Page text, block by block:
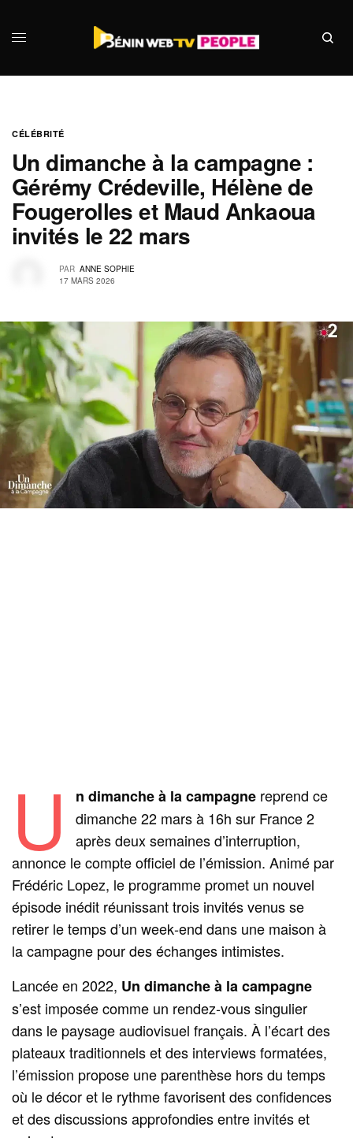
CÉLÉBRITÉ
Un dimanche à la campagne :
Gérémy Crédeville, Hélène de
Fougerolles et Maud Ankaoua
invités le 22 mars
PAR ANNE SOPHIE
17 MARS 2026
U n dimanche à la campagnereprend ce
dimanche 22 mars à 16h sur France 2
après deux semaines d’interruption,
annonce le compte officiel de l’émission. Animé par
Frédéric Lopez, le programme promet un nouvel
épisode inédit réunissant trois invités venus se
retirer le temps d’un week‑end dans une maison à
la campagne pour des échanges intimistes.
Lancée en 2022, Un dimanche à la campagne
s’est imposée comme un rendez‑vous singulier
dans le paysage audiovisuel français. À l’écart des
plateaux traditionnels et des interviews formatées,
l’émission propose une parenthèse hors du temps
où le décor et le rythme favorisent des confidences
et des discussions approfondies entre invités et